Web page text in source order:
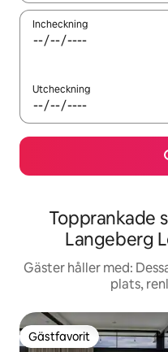
Incheckning
Utcheckning
Topprankade
Langeberg
Gäster håller med:
plats,
Gästfavorit
Gästfavorit